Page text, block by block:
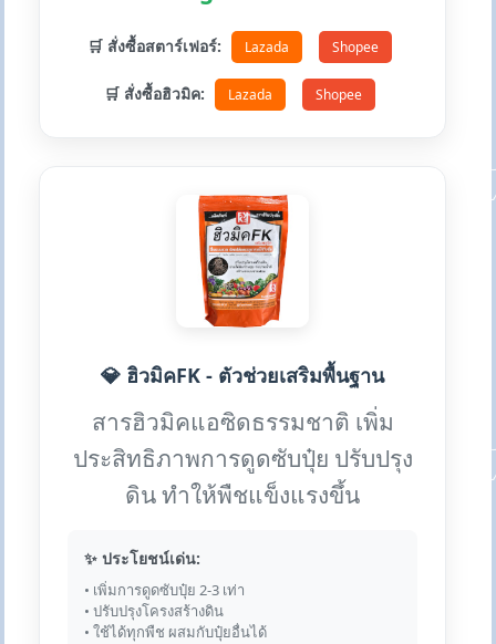
🛒 สั่งซื้อสตาร์เฟอร์: Lazada Shopee
🛒 สั่งซื้อฮิวมิค: Lazada Shopee
💎 ฮิวมิคFK - ตัวช่วยเสริมพื้นฐาน
สารฮิวมิคแอซิดธรรมชาติ เพิ่ม
ประสิทธิภาพการดูดซับปุ๋ย ปรับปรุง
ดิน ทำให้พืชแข็งแรงขึ้น
✨ ประโยชน์เด่น:
• เพิ่มการดูดซับปุ๋ย 2-3 เท่า
• ปรับปรุงโครงสร้างดิน
• ใช้ได้ทุกพืช ผสมกับปุ๋ยอื่นได้